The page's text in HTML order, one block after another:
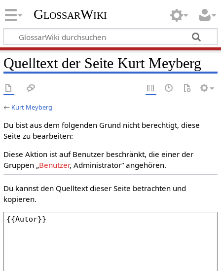
GlossarWiki
Quelltext der Seite Kurt Meyberg
← Kurt Meyberg
Du bist aus dem folgenden Grund nicht berechtigt, diese
Seite zu bearbeiten:
Diese Aktion ist auf Benutzer beschränkt, die einer der
Gruppen „Benutzer, Administrator“ angehören.
Du kannst den Quelltext dieser Seite betrachten und
kopieren.